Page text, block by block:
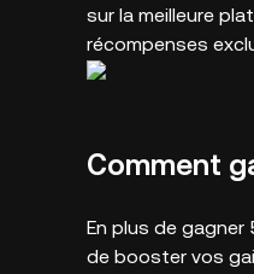
sur la meilleure
récompenses
Comment
En plus de gagner
de booster vos